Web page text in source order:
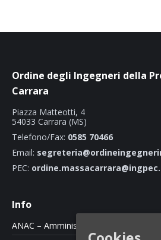
Ordine degli Ingegneri della
Carrara
Piazza Matteotti, 4
54033 Carrara (MS)
Telefono/Fax: 0585 70466
Email:
PEC:
Info
ANAC – Amministrazione Trasparente